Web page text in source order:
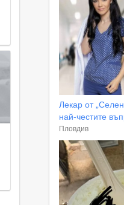
Лекар от
най-честите
Пловдив